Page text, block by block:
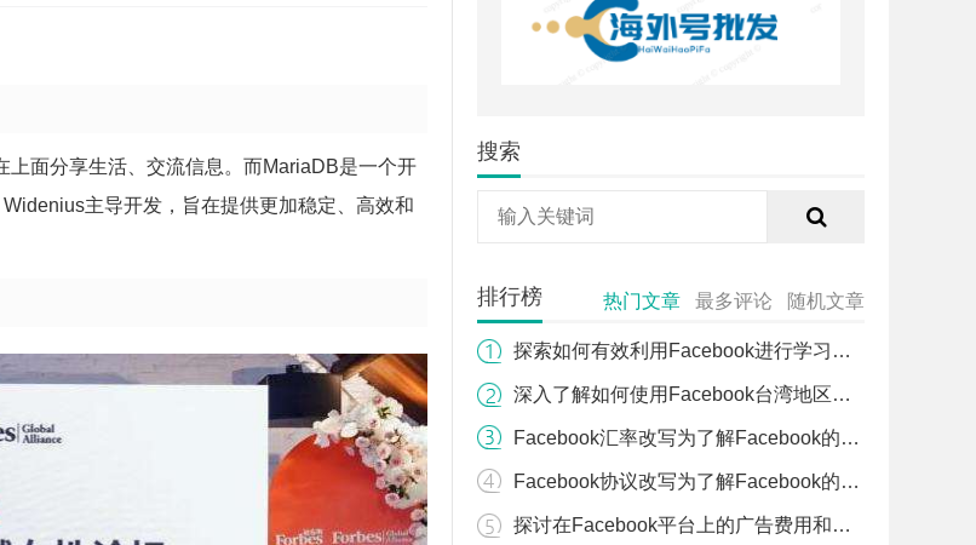
面分享生活、交流信息。而MariaDB是一个开
主导开发，旨在提供更加稳定、高效和
搜索
排行榜 热门文章 最多评论 随机文章
探索如何有效利用Facebook进行学习和教育
深入了解如何使用Facebook台湾地区版本
Facebook汇率改写为了解Facebook的汇率
Facebook协议改写为了解Facebook的用户协议
探讨在Facebook平台上的广告费用和投资回报率